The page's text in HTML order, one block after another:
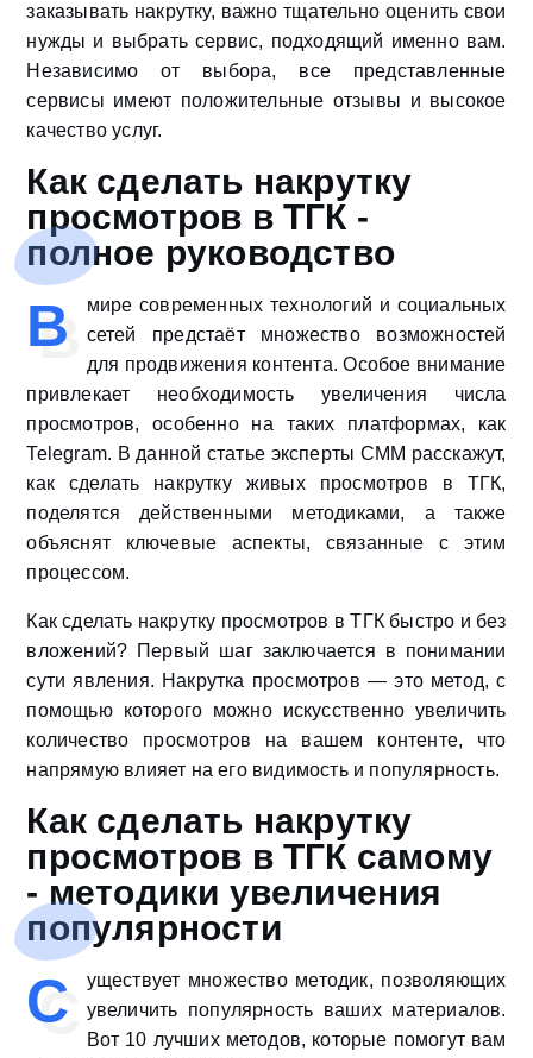
заказывать накрутку, важно тщательно оценить свои
нужды и выбрать сервис, подходящий именно вам.
Независимо от выбора, все представленные
сервисы имеют положительные отзывы и высокое
качество услуг.
Как сделать накрутку
просмотров в ТГК -
полное руководство
В
мире современных технологий и социальных
сетей предстаёт множество возможностей
для продвижения контента. Особое внимание
привлекает необходимость увеличения числа
просмотров, особенно на таких платформах, как
Telegram. В данной статье эксперты СММ расскажут,
как сделать накрутку живых просмотров в ТГК,
поделятся действенными методиками, а также
объяснят ключевые аспекты, связанные с этим
процессом.
Как сделать накрутку просмотров в ТГК быстро и без
вложений? Первый шаг заключается в понимании
сути явления. Накрутка просмотров — это метод, с
помощью которого можно искусственно увеличить
количество просмотров на вашем контенте, что
напрямую влияет на его видимость и популярность.
Как сделать накрутку
просмотров в ТГК самому
- методики увеличения
популярности
С
уществует множество методик, позволяющих
увеличить популярность ваших материалов.
Вот 10 лучших методов, которые помогут вам